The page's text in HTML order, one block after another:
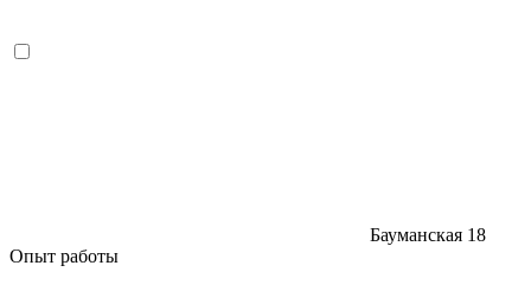
Бауманская 18
Опыт работы